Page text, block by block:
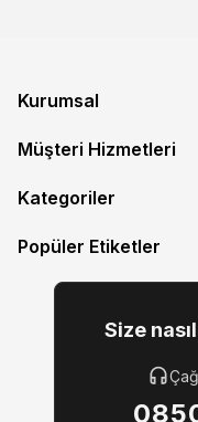
Kurumsal
Müşteri Hizmetleri
Kategoriler
Popüler Etiketler
Size